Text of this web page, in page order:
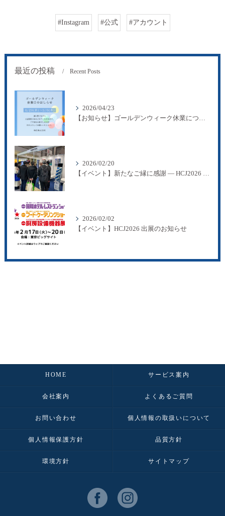
#Instagram #公式 #アカウント
最近の投稿 Recent Posts
2026/04/23
【お知らせ】ゴールデンウィーク休業について
2026/02/20
【イベント】新たなご縁に感謝 ― HCJ2026 出展のご報告
2026/02/02
【イベント】HCJ2026 出展のお知らせ
HOME サービス案内
会社案内 よくあるご質問
お問い合わせ 個人情報の取扱いについて
個人情報保護方針 品質方針
環境方針 サイトマップ